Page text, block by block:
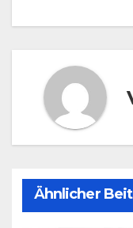
Ähnlicher